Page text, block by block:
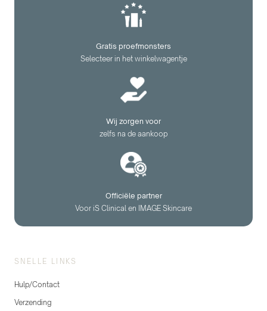
Gratis proefmonsters
Selecteer in het winkelwagentje
Wij zorgen voor
zelfs na de aankoop
Officiële partner
Voor iS Clinical en IMAGE Skincare
SNELLE LINKS
Hulp/Contact
Verzending